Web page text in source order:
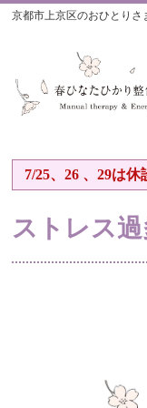
京都市上京区のおひとりさ
7/25、26 、29は
ストレス過